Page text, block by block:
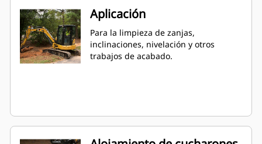
Aplicación
Para la limpieza de zanjas,
inclinaciones, nivelación y otros
trabajos de acabado.